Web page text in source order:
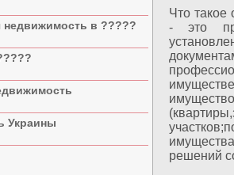
недвижимость в ?????
Украины
Что такое
- это
решений